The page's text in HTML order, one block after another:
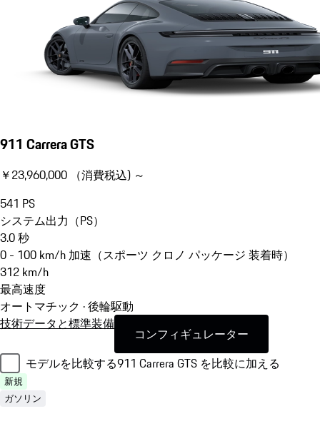
911 Carrera GTS
￥23,960,000 （消費税込) ～
541 PS
システム出力（PS）
3.0秒
0 - 100 km/h 加速（スポーツ クロノ パッケージ 装着時）
312 km/h
最高速度
オートマチック · 後輪駆動
技術データと標準装備
コンフィギュレーター
モデルを比較する911 Carrera GTS を比較に加える
新規
ガソリン